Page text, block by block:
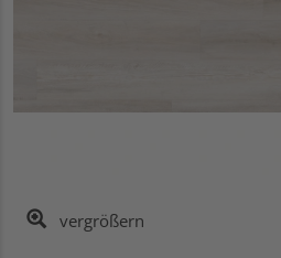
vergrößern